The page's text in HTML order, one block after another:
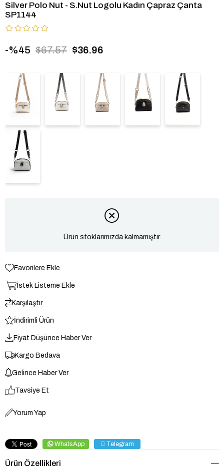
Silver Polo Nut - S.Nut Logolu Kadın Çapraz Çanta
SP1144
45 $67.57 $36.96
Ürün stoklarımızda kalmamıştır.
Favorilere Ekle
İstek Listeme Ekle
Karşılaştır
İndirimli Ürün
Fiyat Düşünce Haber Ver
Kargo Bedava
Gelince Haber Ver
Tavsiye Et
Yorum Yap
WhatsApp Telegram
Ürün Özellikleri